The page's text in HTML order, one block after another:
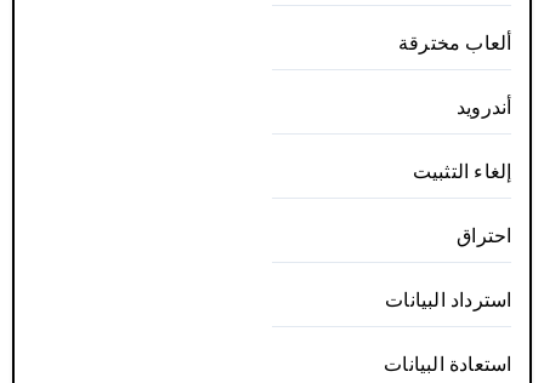
ألعاب مخترقة
أندرويد
إلغاء التثبيت
احتراق
استرداد البيانات
استعادة البيانات